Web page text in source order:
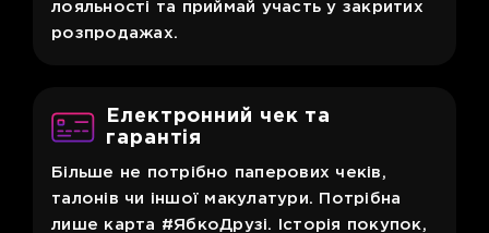
лояльності та приймай участь у закритих
розпродажах.
Електронний чек та
гарантія
Більше не потрібно паперових чеків,
талонів чи іншої макулатури. Потрібна
лише карта #ЯбкоДрузі. Історія покупок,